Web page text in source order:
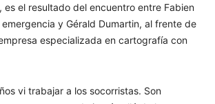
es el resultado del encuentro entre Fabien
y Gérald Dumartin, al frente de
especializada en cartografía con
vi trabajar a los socorristas. Son